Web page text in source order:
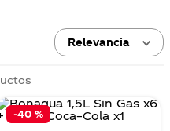
Relevancia
-40 %